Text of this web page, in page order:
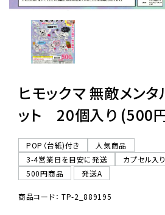
よくあるご質問
06-6282-
ヒモックマ 無敵メン
ット 20個入り (500
POP（台紙)付き
人気商品
3-4営業日を目安に発送
カプセル入り
500円商品
発送A
商品コード： TP-2_889195